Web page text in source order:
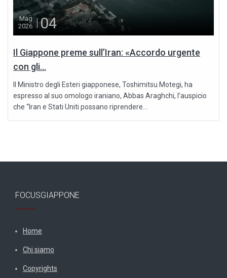
Mag
2026
04
Il Giappone preme sull’Iran: «Accordo urgente
con gli...
Il Ministro degli Esteri giapponese, Toshimitsu Motegi, ha
espresso al suo omologo iraniano, Abbas Araghchi, l’auspicio
che “Iran e Stati Uniti possano riprendere...
FOCUSGIAPPONE
Home
Chi siamo
Copyrights